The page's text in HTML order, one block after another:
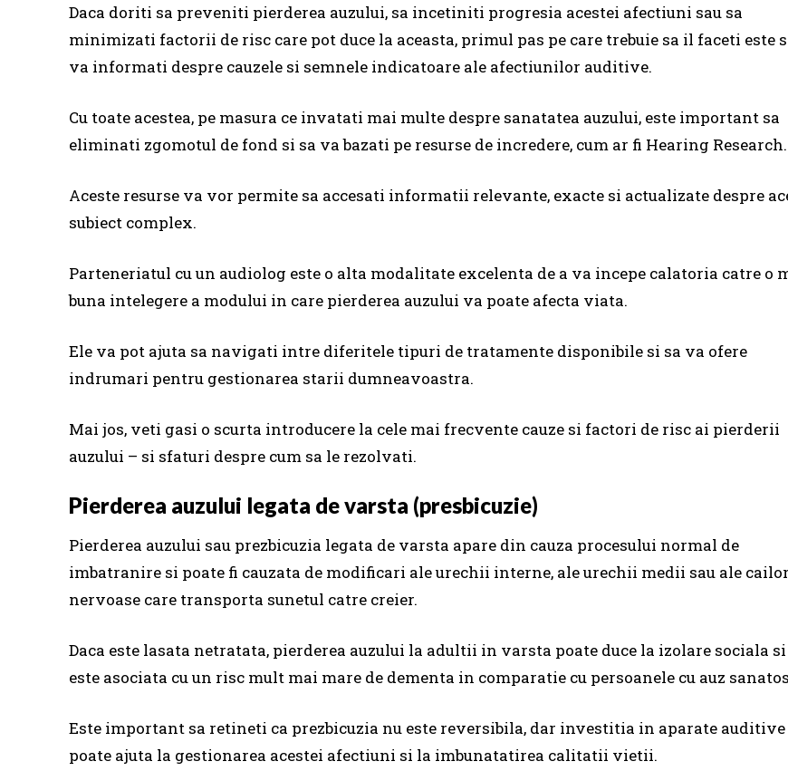
Daca doriti sa preveniti pierderea auzului, sa incetiniti progresia acestei afectiuni sau sa
minimizati factorii de risc care pot duce la aceasta, primul pas pe care trebuie sa il faceti este
va informati despre cauzele si semnele indicatoare ale afectiunilor auditive.
Cu toate acestea, pe masura ce invatati mai multe despre sanatatea auzului, este important sa
eliminati zgomotul de fond si sa va bazati pe resurse de incredere, cum ar fi Hearing Research.
Aceste resurse va vor permite sa accesati informatii relevante, exacte si actualizate despre
subiect complex.
Parteneriatul cu un audiolog este o alta modalitate excelenta de a va incepe calatoria catre o
buna intelegere a modului in care pierderea auzului va poate afecta viata.
Ele va pot ajuta sa navigati intre diferitele tipuri de tratamente disponibile si sa va ofere
indrumari pentru gestionarea starii dumneavoastra.
Mai jos, veti gasi o scurta introducere la cele mai frecvente cauze si factori de risc ai pierderii
auzului – si sfaturi despre cum sa le rezolvati.
Pierderea auzului legata de varsta (presbicuzie)
Pierderea auzului sau prezbicuzia legata de varsta apare din cauza procesului normal de
imbatranire si poate fi cauzata de modificari ale urechii interne, ale urechii medii sau ale cailor
nervoase care transporta sunetul catre creier.
Daca este lasata netratata, pierderea auzului la adultii in varsta poate duce la izolare sociala si
este asociata cu un risc mult mai mare de dementa in comparatie cu persoanele cu auz
Este important sa retineti ca prezbicuzia nu este reversibila, dar investitia in aparate auditive
poate ajuta la gestionarea acestei afectiuni si la imbunatatirea calitatii vietii.